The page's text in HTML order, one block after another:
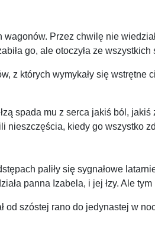
Przez chwilę nie
go, ale otoczyła ze
z których wymykały się
spada mu z serca jakiś ból,
nieszczęścia, kiedy go wszystko
paliły się sygnałowe
panna Izabela, i jej łzy. Ale tym
od szóstej rano do jedynastej w